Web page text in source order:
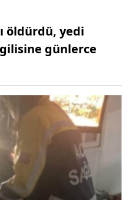
öldürdü, yedi
günlerce